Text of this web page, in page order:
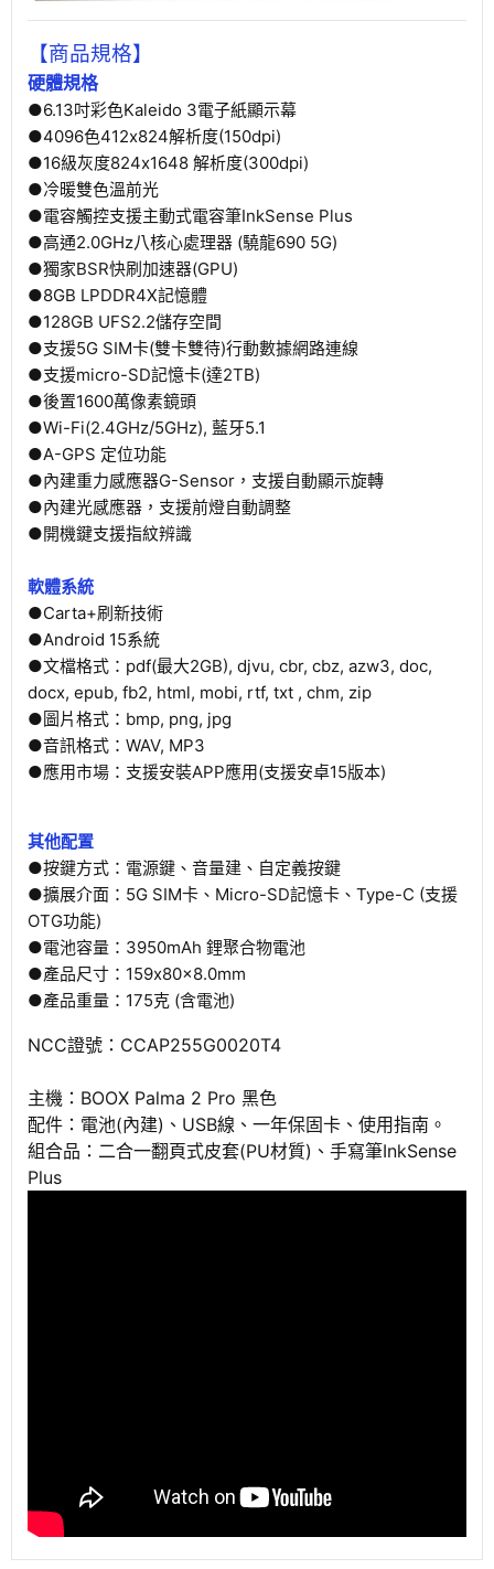
【商品規格】
硬體規格
●6.13吋彩色Kaleido 3電子紙顯示幕
●4096色412x824解析度(150dpi)
●16級灰度824x1648 解析度(300dpi)
●冷暖雙色溫前光
●電容觸控支援主動式電容筆InkSense Plus
●高通2.0GHz八核心處理器 (驍龍690 5G)
●獨家BSR快刷加速器(GPU)
●8GB LPDDR4X記憶體
●128GB UFS2.2儲存空間
●支援5G SIM卡(雙卡雙待)行動數據網路連線
●支援micro-SD記憶卡(達2TB)
●後置1600萬像素鏡頭
●Wi-Fi(2.4GHz/5GHz), 藍牙5.1
●A-GPS 定位功能
●內建重力感應器G-Sensor，支援自動顯示旋轉
●內建光感應器，支援前燈自動調整
●開機鍵支援指紋辨識
軟體系統
●Carta+刷新技術
●Android 15系統
●文檔格式：pdf(最大2GB), djvu, cbr, cbz, azw3, doc,
docx, epub, fb2, html, mobi, rtf, txt , chm, zip
●圖片格式：bmp, png, jpg
●音訊格式：WAV, MP3
●應用市場：支援安裝APP應用(支援安卓15版本)
其他配置
●按鍵方式：電源鍵、音量建、自定義按鍵
●擴展介面：5G SIM卡、Micro-SD記憶卡、Type-C (支援
OTG功能)
●電池容量：3950mAh 鋰聚合物電池
●產品尺寸：159x80x8.0mm
●產品重量：175克 (含電池)
NCC證號：CCAP255G0020T4
主機：BOOX Palma 2 Pro 黑色
配件：電池(內建)、USB線、一年保固卡、使用指南。
組合品：二合一翻頁式皮套(PU材質)、手寫筆InkSense
Plus